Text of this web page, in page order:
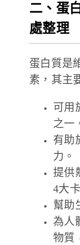
二、蛋
處整理
蛋白質是
素，其主
可用
之一
有助
力。
提供
4大
幫助
為人
物質